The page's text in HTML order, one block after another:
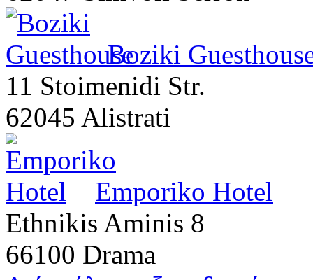
Boziki
11 Stoimenidi Str.
62045 Alistrati
Emporiko Hotel
Ethnikis Aminis 8
66100 Drama